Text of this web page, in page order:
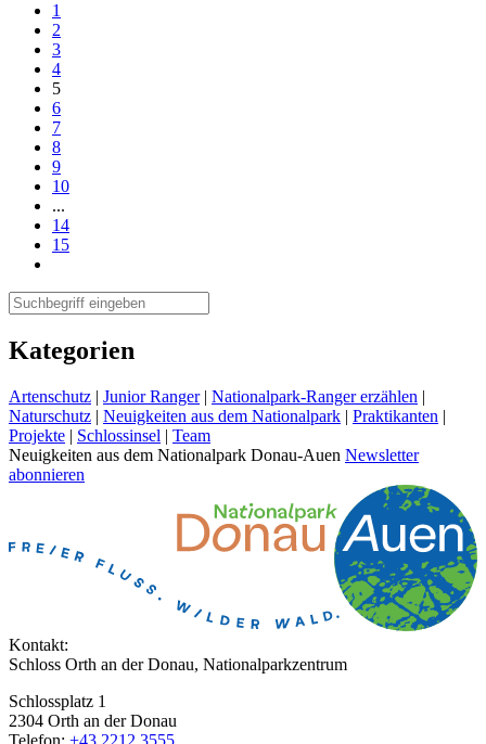
1
2
3
4
5
6
7
8
9
10
...
14
15
Kategorien
Artenschutz | Junior Ranger | Nationalpark-Ranger erzählen |
Naturschutz | Neuigkeiten aus dem Nationalpark | Praktikanten |
Projekte | Schlossinsel | Team
Neuigkeiten aus dem Nationalpark Donau-Auen Newsletter
abonnieren
Kontakt:
Schloss Orth an der Donau, Nationalparkzentrum
Schlossplatz 1
2304 Orth an der Donau